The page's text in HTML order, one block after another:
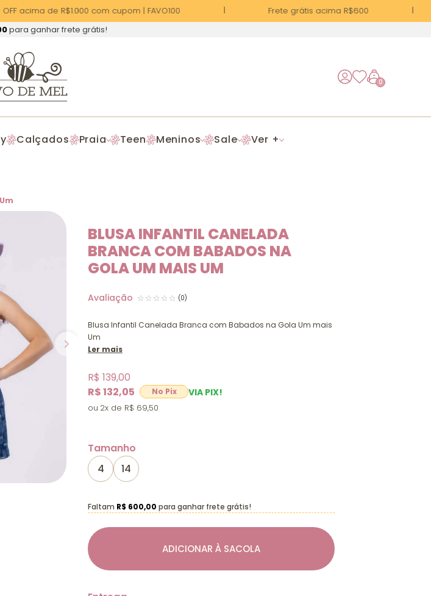
OFF acima de R$1.000 com cupom | FAVO100
Frete grátis acima R$600
para ganhar frete grátis!
0
Calçados Praia Teen Meninos Sale Ver +
BLUSA INFANTIL CANELADA
BRANCA COM BABADOS NA
GOLA UM MAIS UM
(0)
Blusa Infantil Canelada Branca com Babados na Gola Um mais
Um
Ler mais
R$ 132,05 VIA PIX!
R$ 139,00
2x R$ 69,50
Tamanho
4
14
ADICIONAR À SACOLA
Faltam R$ 600,00 para ganhar frete grátis!